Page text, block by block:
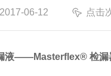
06-12 点击
液——Masterflex® 检漏